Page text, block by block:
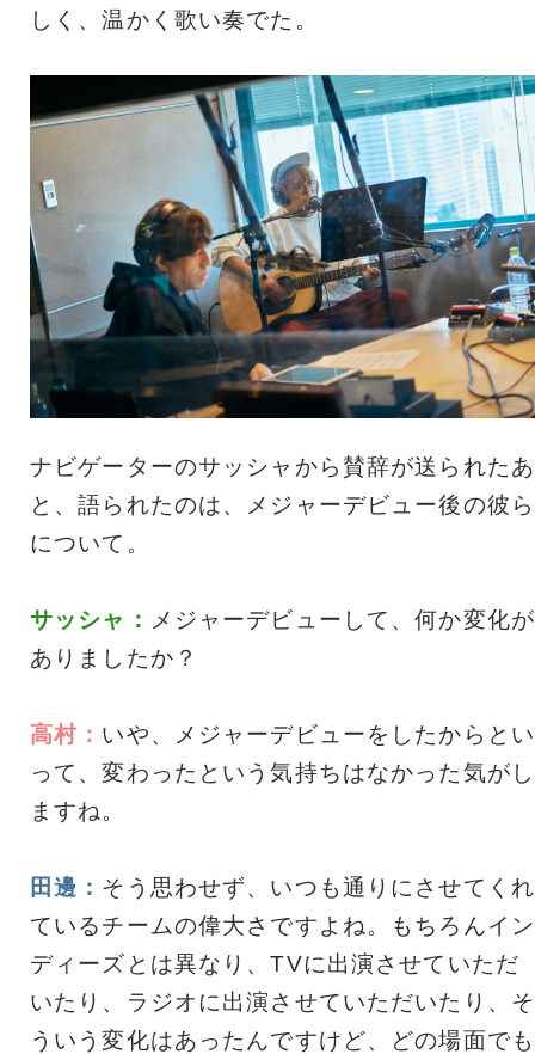
しく、温かく歌い奏でた。
ナビゲーターのサッシャから賛辞が送られたあ
と、語られたのは、メジャーデビュー後の彼ら
について。
サッシャ： メジャーデビューして、何か変化が
ありましたか？
高村： いや、メジャーデビューをしたからとい
って、変わったという気持ちはなかった気がし
ますね。
田邊： そう思わせず、いつも通りにさせてくれ
ているチームの偉大さですよね。もちろんイン
ディーズとは異なり、TVに出演させていただ
いたり、ラジオに出演させていただいたり、そ
ういう変化はあったんですけど、どの場面でも